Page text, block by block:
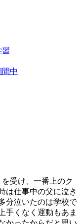
習
中
受け、一番上のク
は仕事中の父に泣き
分泣いたのは学校で
手くなく運動もあま